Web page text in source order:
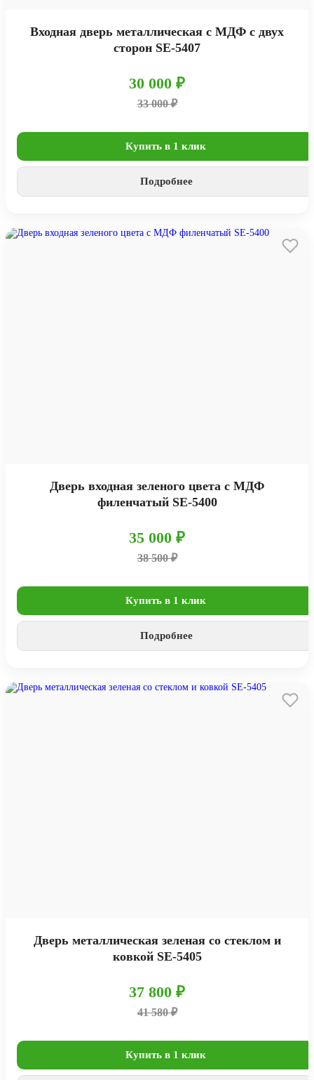
Входная дверь металлическая с МДФ с двух
сторон SE-5407
30 000 ₽
33 000 ₽
Купить в 1 клик
Подробнее
Дверь входная зеленого цвета с МДФ
филенчатый SE-5400
35 000 ₽
38 500 ₽
Купить в 1 клик
Подробнее
Дверь металлическая зеленая со стеклом и
ковкой SE-5405
37 800 ₽
41 580 ₽
Купить в 1 клик